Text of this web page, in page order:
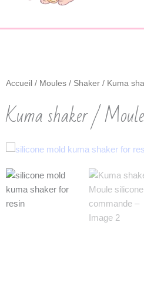
Accueil / Moules / Shaker / Kuma
Kuma shaker /